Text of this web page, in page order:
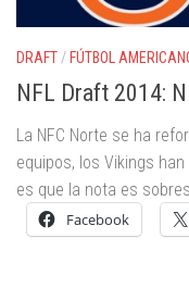
DRAFT/ FÚTBOL
NFL Draft 2014:
La NFC Norte se ha
equipos, los Vikings
es que la nota es
Facebook